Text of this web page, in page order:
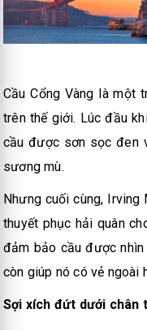
Cầu Cổng Vàng là một
trên thế giới. Lúc đầu
cầu được sơn sọc đen
sương mù.
Nhưng cuối cùng,
thuyết phục hải quân
đảm bảo cầu được
còn giúp nó có vẻ ngoài
Sợi xích đứt dưới chân